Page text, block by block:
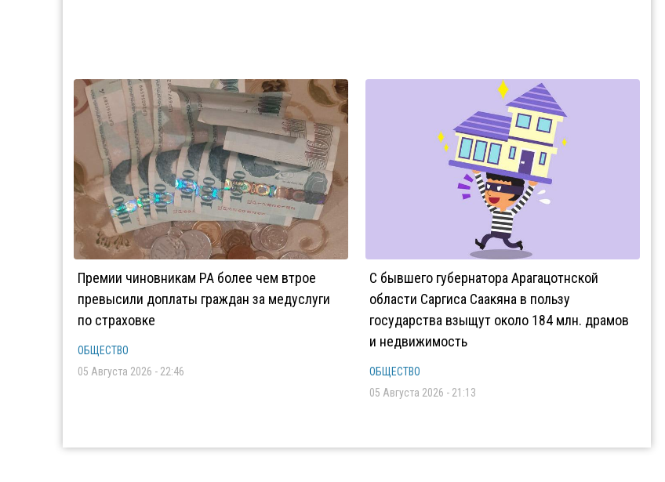
Премии чиновникам РА более чем втрое
превысили доплаты граждан за медуслуги
по страховке
ОБЩЕСТВО
05 Августа 2026 - 22:46
С бывшего губернатора Арагацотнской
области Саргиса Саакяна в пользу
государства взыщут около 184 млн. драмов
и недвижимость
ОБЩЕСТВО
05 Августа 2026 - 21:13